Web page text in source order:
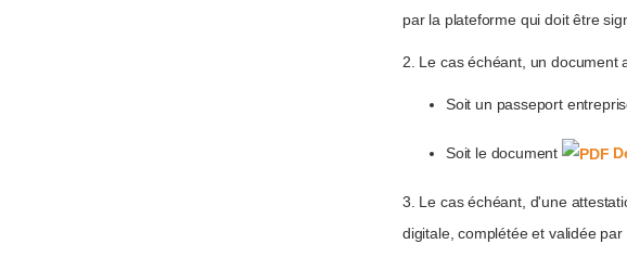
par la plateforme qui doit être
2. Le cas échéant, un document
Soit un passeport
Soit le document
3. Le cas échéant, d'une
digitale, complétée et validée